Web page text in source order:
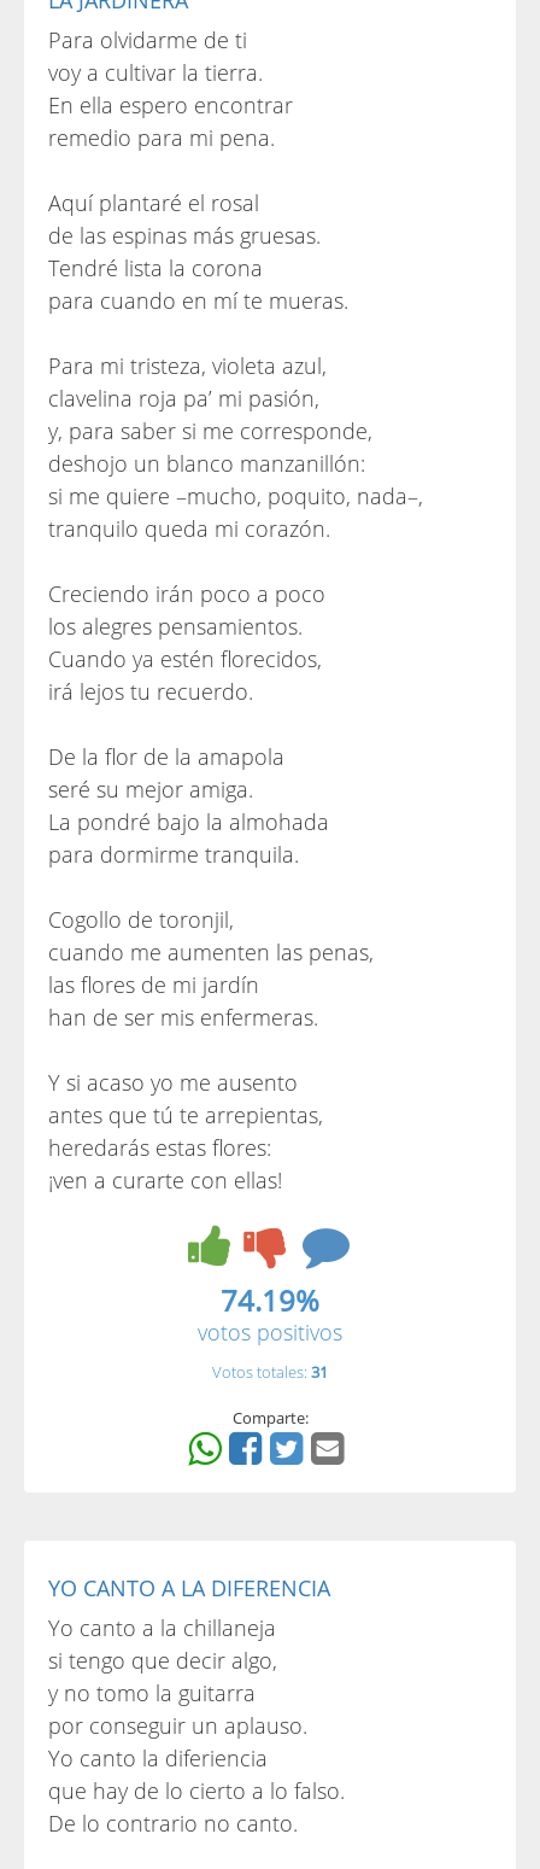
Para olvidarme de ti
voy a cultivar la tierra.
En ella espero encontrar
remedio para mi pena.
Aquí plantaré el rosal
de las espinas más gruesas.
Tendré lista la corona
para cuando en mí te mueras.
Para mi tristeza, violeta azul,
clavelina roja pa’ mi pasión,
y, para saber si me corresponde,
deshojo un blanco manzanillón:
si me quiere –mucho, poquito, nada–,
tranquilo queda mi corazón.
Creciendo irán poco a poco
los alegres pensamientos.
Cuando ya estén florecidos,
irá lejos tu recuerdo.
De la flor de la amapola
seré su mejor amiga.
La pondré bajo la almohada
para dormirme tranquila.
Cogollo de toronjil,
cuando me aumenten las penas,
las flores de mi jardín
han de ser mis enfermeras.
Y si acaso yo me ausento
antes que tú te arrepientas,
heredarás estas flores:
¡ven a curarte con ellas!
74.19%
votos positivos
Votos totales: 31
Comparte:
YO CANTO A LA DIFERENCIA
Yo canto a la chillaneja
si tengo que decir algo,
y no tomo la guitarra
por conseguir un aplauso.
Yo canto la diferiencia
que hay de lo cierto a lo falso.
De lo contrario no canto.